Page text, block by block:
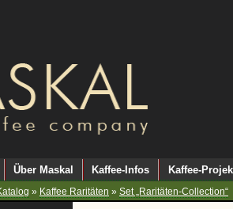
Über Maskal Kaffee-Infos Kaffee-
» Kaffee Raritäten » Set „Raritäten-Collection“